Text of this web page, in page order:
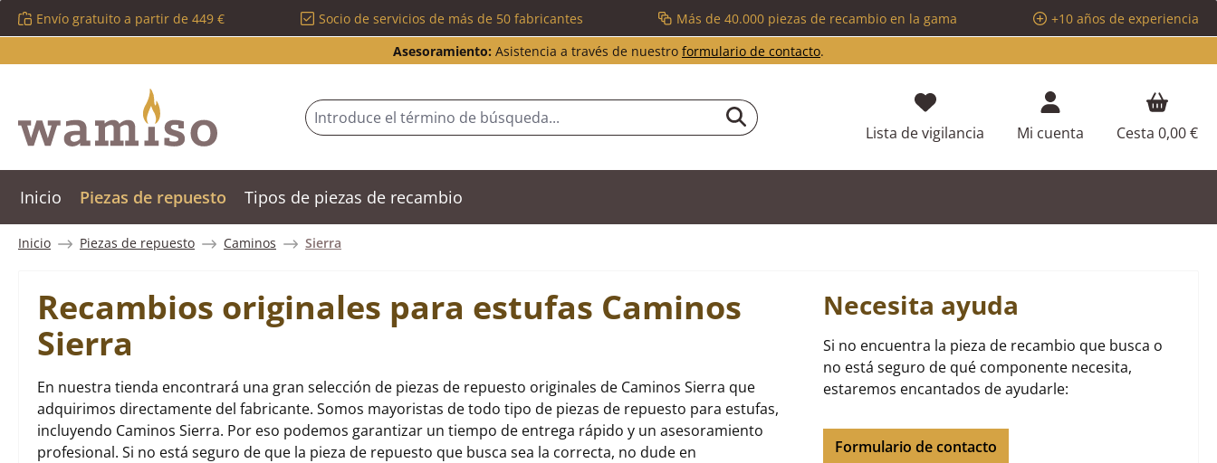
al contenido principal
Saltar a la búsqueda
Saltar a la navegación principal
Envío gratuito a partir de 449 € Socio de servicios de más de 50 fabricantes Más de 40.000 piezas de recambio en la gama
+10 años de experiencia
Asesoramiento: Asistencia a través de nuestro formulario de contacto.
Lista de vigilancia Tienes 0 artículos en tu lista de
Mi cuenta Cesta 0,00 €
Inicio Piezas de repuesto Tipos de piezas de recambio
Inicio Piezas de repuesto Caminos Sierra
Recambios originales para estufas Caminos
Sierra
En nuestra tienda encontrará una gran selección de piezas de repuesto originales de Caminos Sierra que
adquirimos directamente del fabricante. Somos mayoristas de todo tipo de piezas de repuesto para estufas,
incluyendo Caminos Sierra. Por eso podemos garantizar un tiempo de entrega rápido y un asesoramiento
profesional. Si no está seguro de que la pieza de repuesto que busca sea la correcta, no dude en
Necesita ayuda
Si no encuentra la pieza de recambio que busca o
no está seguro de qué componente necesita,
estaremos encantados de ayudarle:
Formulario de contacto